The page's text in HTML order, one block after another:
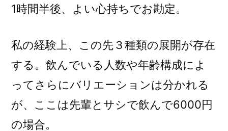
1時間半後、よい心持ちでお勘定。
私の経験上、この先３種類の展開が存在
する。飲んでいる人数や年齢構成によ
ってさらにバリエーションは分かれる
が、ここは先輩とサシで飲んで6000円
の場合。